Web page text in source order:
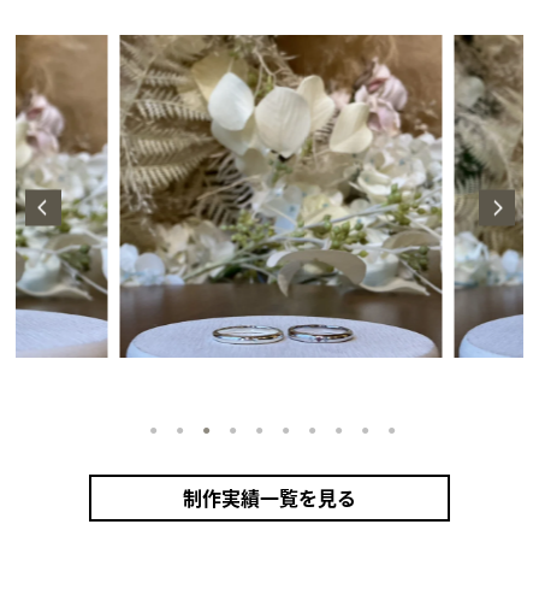
1 2 3 4 5 6 7 8 9 10
制作実績一覧を見る